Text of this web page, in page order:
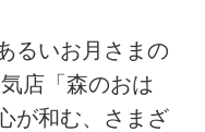
るいお月さまの
店「森のおは
が和む、さまざ